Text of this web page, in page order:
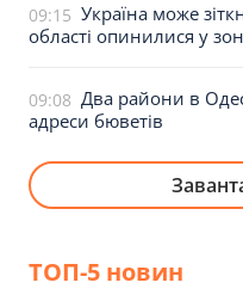
09:15 Україна може
області опинилися у
09:08 Два райони в
адреси бюветів
ТОП-5 новин